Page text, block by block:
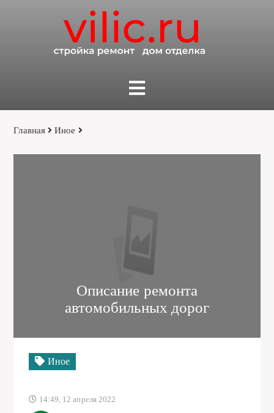
Главная Иное
Описание ремонта
автомобильных дорог
Иное
14:49, 12 апреля 2022